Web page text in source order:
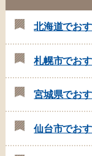
北海道でお
札幌市でお
宮城県でお
仙台市でお